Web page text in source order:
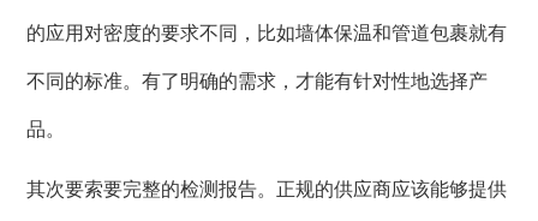
的应用对密度的要求不同，比如墙体保温和管道包裹就有
不同的标准。有了明确的需求，才能有针对性地选择产
品。
其次要索要完整的检测报告。正规的供应商应该能够提供